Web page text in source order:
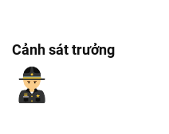
Cảnh sát trưởng